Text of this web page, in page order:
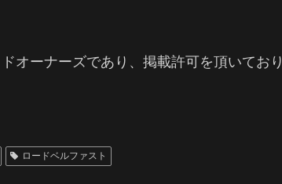
オーナーズであり、掲載許可を頂いており
ロードベルファスト